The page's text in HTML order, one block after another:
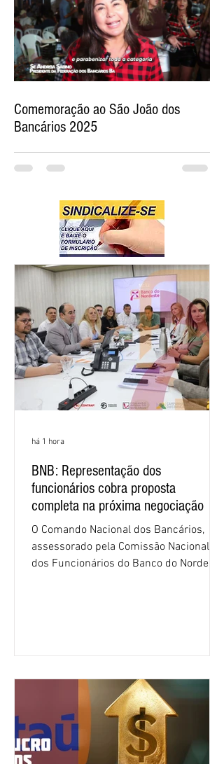
Comemoração ao São João dos
Bancários 2025
BNB: Representação dos
funcionários cobra proposta
completa na próxima negociação
O Comando Nacional dos Bancários,
assessorado pela Comissão Nacional
dos Funcionários do Banco do Nordeste
negociação encerrou a discussão das
cláusulas econômicas e sindicais da
minuta, e a representação dos
funcionários cobrou que o banco
apresente uma proposta c
há 1 hora